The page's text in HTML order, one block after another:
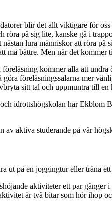
blir det allt viktigare för
röra på sig lite, kanske gå i
lura människor att röra
må bättre. Men när det kommer
kommer alla att
göra föreläsningssalarna mer
sitt tal och uppmuntra till en
idrottshögskolan har
av aktiva studerande på vår
ut på en joggingtur eller träna
aktiviteter ett par gånger
är två bitar som hör ihop